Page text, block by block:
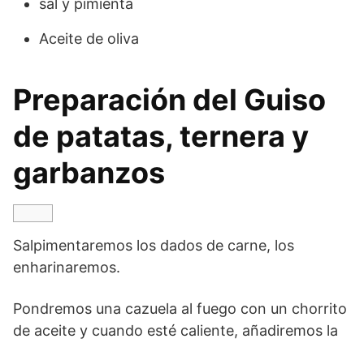
sal y pimienta
Aceite de oliva
Preparación del Guiso
de patatas, ternera y
garbanzos
Salpimentaremos los dados de carne, los
enharinaremos.
Pondremos una cazuela al fuego con un chorrito
de aceite y cuando esté caliente, añadiremos la